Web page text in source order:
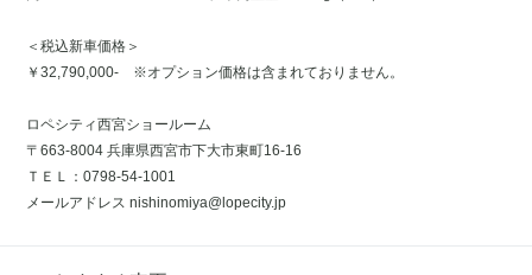
＜税込新車価格＞
￥32,790,000- ※オプション価格は含まれておりません。
ロペシティ西宮ショールーム
〒663-8004 兵庫県西宮市下大市東町16-16
ＴＥＬ：0798-54-1001
メールアドレス nishinomiya@lopecity.jp